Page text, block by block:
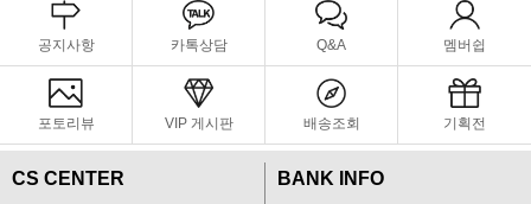
공지사항 카톡상담 Q&A 멤버쉽
포토리뷰 VIP 게시판 배송조회 기획전
CS CENTER BANK INFO